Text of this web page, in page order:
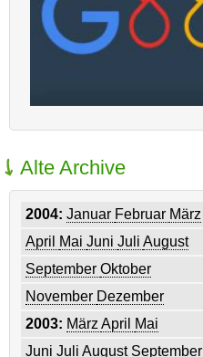
Alte Archive
2004: Januar Februar März
April
Mai Juni Juli August
September Oktober
November Dezember
2003: MärzApril
Mai
Juni Juli August September